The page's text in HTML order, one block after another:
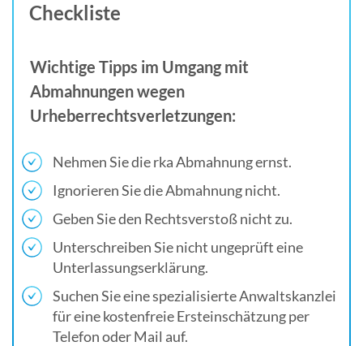
Checkliste
Wichtige Tipps im Umgang mit
Abmahnungen wegen
Urheberrechtsverletzungen:
Nehmen Sie die rka Abmahnung ernst.
Ignorieren Sie die Abmahnung nicht.
Geben Sie den Rechtsverstoß nicht zu.
Unterschreiben Sie nicht ungeprüft eine
Unterlassungserklärung.
Suchen Sie eine spezialisierte Anwaltskanzlei
für eine kostenfreie Ersteinschätzung per
Telefon oder Mail auf.